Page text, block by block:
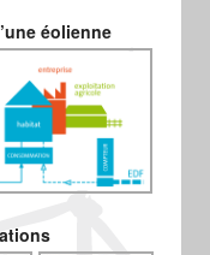
éolienne